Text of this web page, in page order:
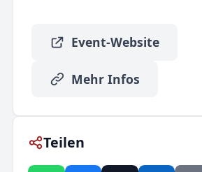
Event-Website
Mehr Infos
Teilen